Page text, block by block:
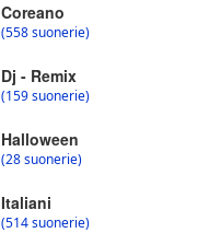
Coreano
(558 suonerie)
Dj - Remix
(159 suonerie)
Halloween
(28 suonerie)
Italiani
(514 suonerie)